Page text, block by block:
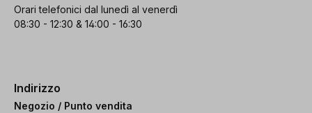
Orari telefonici dal lunedì al venerdì
08:30 - 12:30 & 14:00 - 16:30
Indirizzo
Negozio / Punto vendita